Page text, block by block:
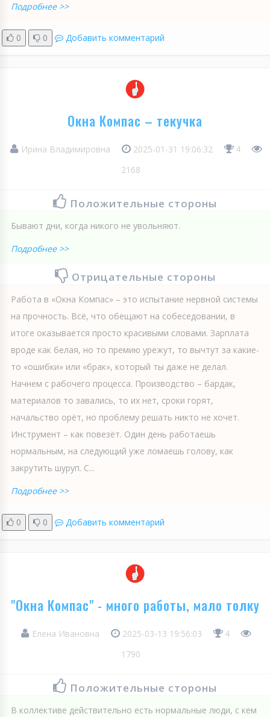
Подробнее >>
0 0 Добавить комментарий
Окна Компас – текучка
Ирина Владимировна 2025-01-31 19:06:32
4
2168
Положительные стороны
Бывают дни, когда никого не увольняют.
Подробнее >>
Отрицательные стороны
Работа в «Окна Компас» – это испытание нервной системы
на прочность. Всё, что обещают на собеседовании, в
итоге оказывается просто красивыми словами. Зарплата
вроде как белая, но то премию урежут, то вычтут за какие-
то «ошибки» или «брак», который ты даже не делал.
Начнем с рабочего процесса. Производство – бардак,
материалов то завались, то их нет, сроки горят,
начальство орёт, но проблему решать никто не хочет.
Инструмент – как повезёт. Один день работаешь
нормальным, на следующий уже ломаешь голову, как
закрутить шуруп. С...
Подробнее >>
0 0 Добавить комментарий
"Окна Компас" - много работы, мало толку
Елена Ивановна 2025-03-13 19:56:03
4
1790
Положительные стороны
В коллективе действительно есть нормальные люди, с кем